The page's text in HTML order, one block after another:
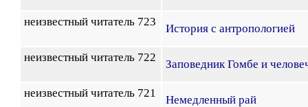
неизвестный читатель 723
История с антропологией
неизвестный читатель 722
Заповедник Гомбе и
неизвестный читатель 721
Немедленный рай